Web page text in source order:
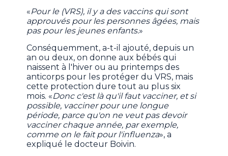
«Pour le (VRS), il y a des vaccins qui sont
approuvés pour les personnes âgées, mais
pas pour les jeunes enfants.»
Conséquemment, a-t-il ajouté, depuis un
an ou deux, on donne aux bébés qui
naissent à l'hiver ou au printemps des
anticorps pour les protéger du VRS, mais
cette protection dure tout au plus six
mois. «Donc c'est là qu'il faut vacciner, et si
possible, vacciner pour une longue
période, parce qu'on ne veut pas devoir
vacciner chaque année, par exemple,
comme on le fait pour l'influenza», a
expliqué le docteur Boivin.